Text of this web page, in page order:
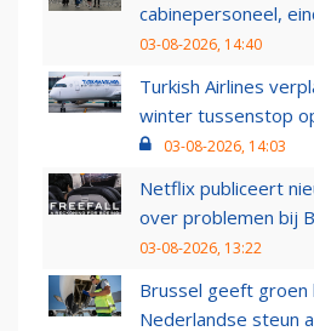
cabinepersoneel,
03-08-2026, 14:40
Turkish Airlines
winter tussenstop
03-08-2026, 14:03
Netflix publiceert
over problemen bij
03-08-2026, 13:22
Brussel geeft groen
Nederlandse steun